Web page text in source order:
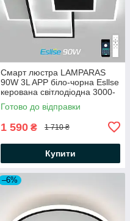
Смарт люстра LAMPARAS
90W 3L APP бiло-чорна Esllse
керована світлодіодна 3000-
6000К 9000Lm
500×500×70мм
Готово до відправки
1 590 ₴ 1 710 ₴
Купити
–6%